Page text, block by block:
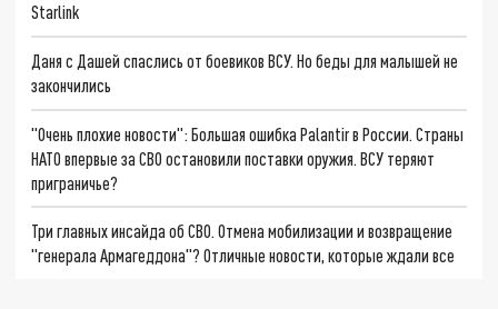
Starlink
Даня с Дашей спаслись от боевиков ВСУ. Но беды для малышей не
закончились
"Очень плохие новости": Большая ошибка Palantir в России. Страны
НАТО впервые за СВО остановили поставки оружия. ВСУ теряют
приграничье?
Три главных инсайда об СВО. Отмена мобилизации и возвращение
"генерала Армагеддона"? Отличные новости, которые ждали все